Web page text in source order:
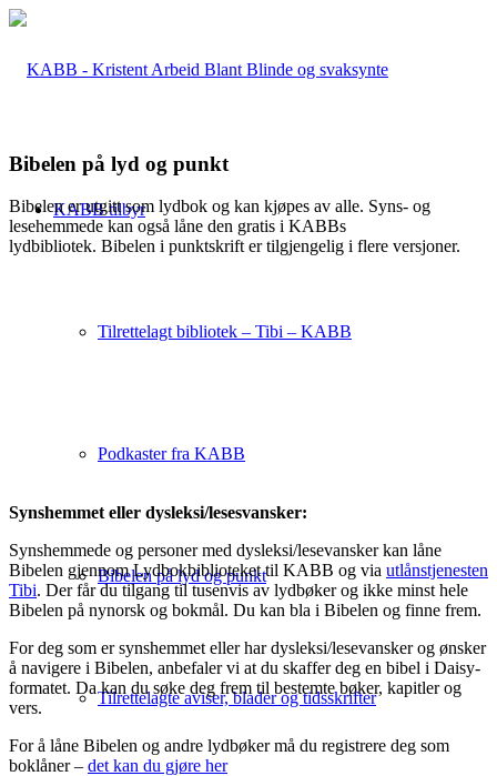
KABB tilbyr
Tilrettelagt bibliotek – Tibi – KABB
Podkaster fra KABB
Bibelen på lyd og punkt
Tilrettelagte aviser, blader og tidsskrifter
Bibelen på lyd og punkt
Bibelen er utgitt som lydbok og kan kjøpes av alle. Syns- og
lesehemmede kan også låne den gratis i KABBs
lydbibliotek. Bibelen i punktskrift er tilgjengelig i flere versjoner.
Synshemmet eller dysleksi/lesesvansker:
Synshemmede og personer med dysleksi/lesevansker kan låne
Bibelen gjennom Lydbokbiblioteket til KABB og via utlånstjenesten
Tibi. Der får du tilgang til tusenvis av lydbøker og ikke minst hele
Bibelen på nynorsk og bokmål. Du kan bla i Bibelen og finne frem.
For deg som er synshemmet eller har dysleksi/lesevansker og ønsker
å navigere i Bibelen, anbefaler vi at du skaffer deg en bibel i Daisy-
formatet. Da kan du søke deg frem til bestemte bøker, kapitler og
vers.
For å låne Bibelen og andre lydbøker må du registrere deg som
boklåner – det kan du gjøre her